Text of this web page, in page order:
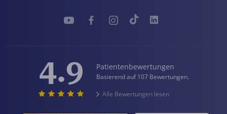
4.9 Patientenbewertungen
Basierend auf 107 Bewertungen.
Alle Bewertungen lesen